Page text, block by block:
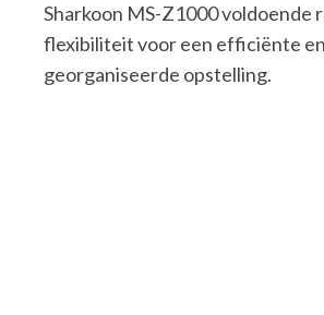
Sharkoon MS-Z1000 voldoende
flexibiliteit voor een efficiënte en
georganiseerde opstelling.